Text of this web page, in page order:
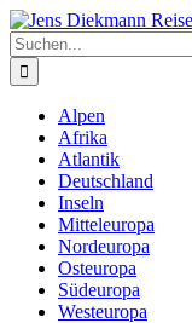
Zum
Inhalt
springen
Suche
nach:
Alpen
Afrika
Atlantik
Deutschland
Inseln
Mitteleuropa
Nordeuropa
Osteuropa
Südeuropa
Westeuropa